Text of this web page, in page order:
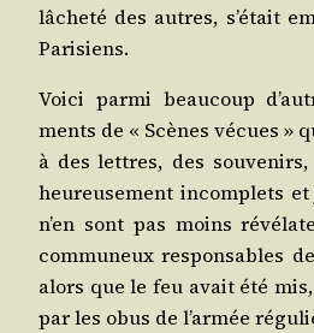
lâche­té des autres, s’é­tait
Parisiens.
Voi­ci par­mi beau­coup
ments de « Scènes vécues »
à des lettres, des
heu­reu­se­ment incom­plets
n’en sont pas moins
com­mu­neux res­pon­sables
alors que le feu avait été
par les obus de l’ar­mée